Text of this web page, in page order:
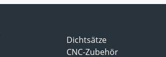
Dichtsätze
CNC-Zubehör